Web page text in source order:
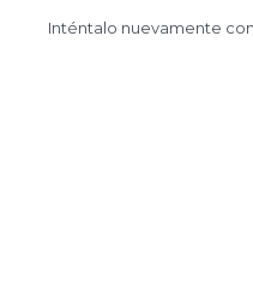
Inténtalo nuevamente